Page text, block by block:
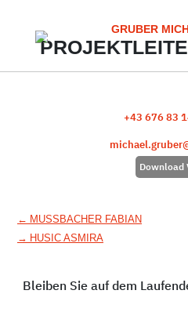
content
GRUBER
+43 676 83
Download
Beitragsnavigation
← MUSSBACHER FABIAN
→ HUSIC ASMIRA
Bleiben Sie auf dem